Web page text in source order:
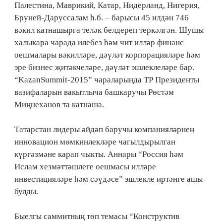
Палестина, Маврикий, Катар, Нидерланд, Нигерия,
Бруней-Даруссалам һ.б. – барысы 45 илдән 746
вәкил катнашырга теләк белдереп теркәлгән. Шушы
халыкара чарада илебез һәм чит илләр финанс
оешмалары вәкилләре, дәүләт корпорацияләре һәм
эре бизнес җитәкчеләре, дәүләт эшлеклеләре бар.
“KazanSummit-2015” чараларында ТР Президенты
вазифаларын вакытлыча башкаручы Рөстәм
Миңнеханов та катнаша.
Татарстан лидеры әйдәп баручы компанияләрнең
инновацион мөмкинлекләре чагылдырылган
күргәзмәне карап чыкты. Аннары “Россия һәм
Ислам хезмәттәшлеге оешмасы илләре
инвестицияләре һәм сәүдәсе” эшлекле иртәнге ашы
булды.
Быелгы саммитның төп темасы “Конструктив